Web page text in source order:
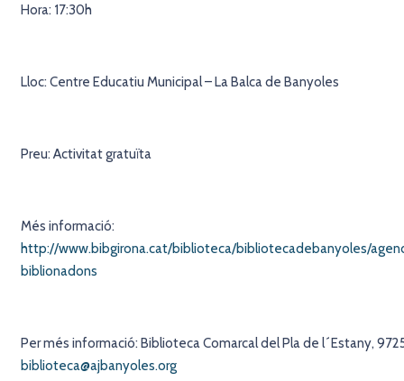
Hora: 17:30h
Lloc: Centre Educatiu Municipal – La Balca de Banyoles
Preu: Activitat gratuïta
Més informació:
http://www.bibgirona.cat/biblioteca/bibliotecadebanyoles/
biblionadons
Per més informació: Biblioteca Comarcal del Pla de l´Estany,
biblioteca@ajbanyoles.org